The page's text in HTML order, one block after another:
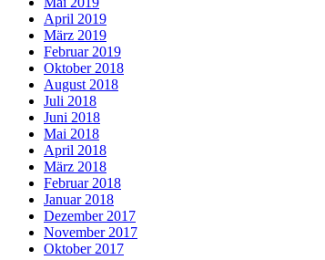
April 2019
März 2019
Februar 2019
Oktober 2018
August 2018
Juli 2018
Juni 2018
Mai 2018
April 2018
März 2018
Februar 2018
Januar 2018
Dezember 2017
November 2017
Oktober 2017